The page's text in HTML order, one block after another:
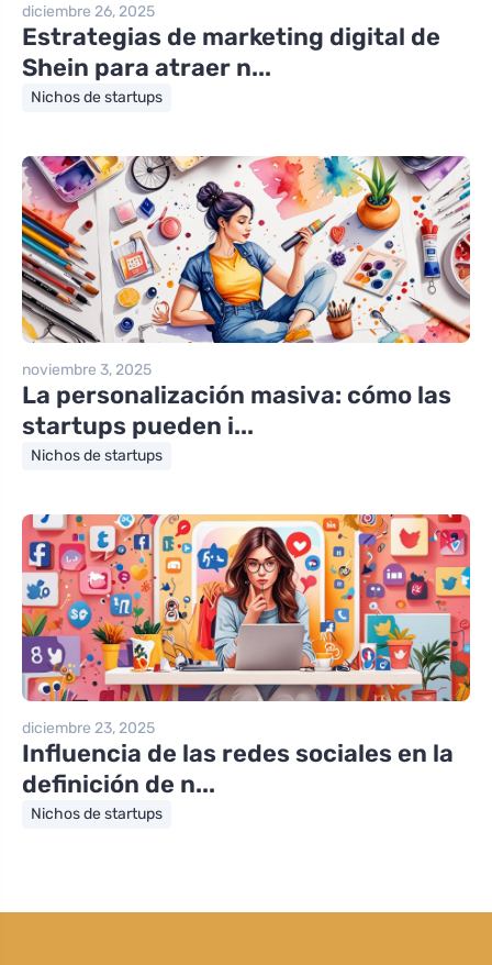
diciembre 26, 2025
Estrategias de marketing digital de
Shein para atraer n...
Nichos de startups
noviembre 3, 2025
La personalización masiva: cómo las
startups pueden i...
Nichos de startups
diciembre 23, 2025
Influencia de las redes sociales en la
definición de n...
Nichos de startups